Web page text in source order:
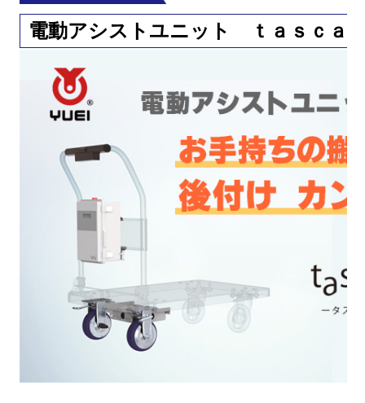
電動アシストユニット ｔａｓｃａ